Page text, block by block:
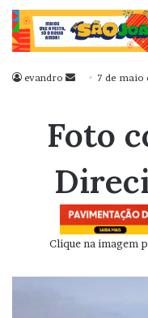
evandro
Mande
mail
7 de maio
Foto
Clique na imagem